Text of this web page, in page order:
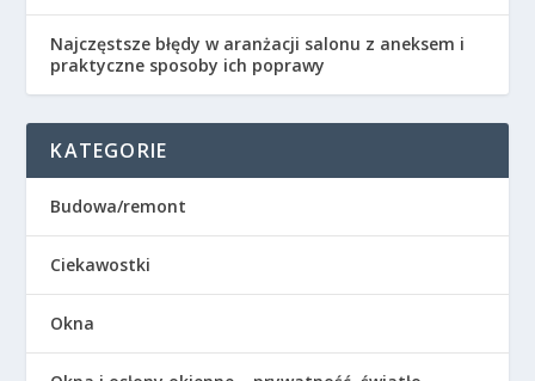
Najczęstsze błędy w aranżacji salonu z aneksem i
praktyczne sposoby ich poprawy
KATEGORIE
Budowa/remont
Ciekawostki
Okna